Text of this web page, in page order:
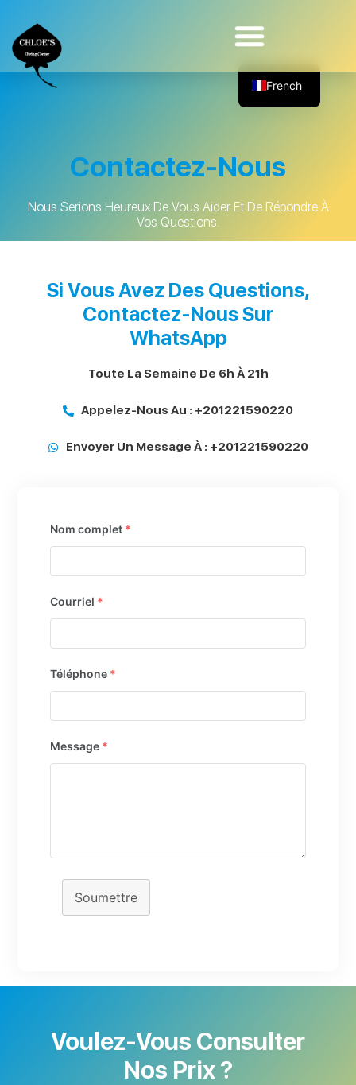
Contactez-Nous
Nous Serions Heureux De Vous Aider Et De Répondre À
Vos Questions.
Nom complet *
Courriel *
Téléphone *
Message *
Soumettre
Si Vous Avez Des Questions,
Contactez-Nous Sur
WhatsApp
Toute La Semaine De 6h À 21h
Appelez-Nous Au : +201221590220
Envoyer Un Message À : +201221590220
Voulez-Vous Consulter
Nos Prix ?
French
English